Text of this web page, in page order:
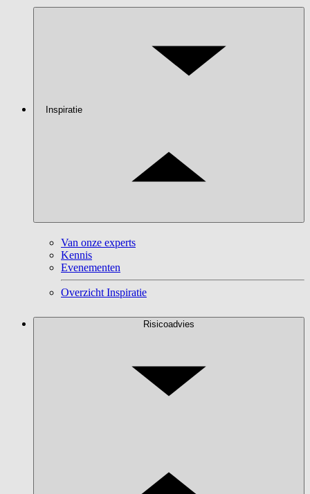
Inspiratie
Van onze experts
Kennis
Evenementen
Overzicht Inspiratie
Risicoadvies